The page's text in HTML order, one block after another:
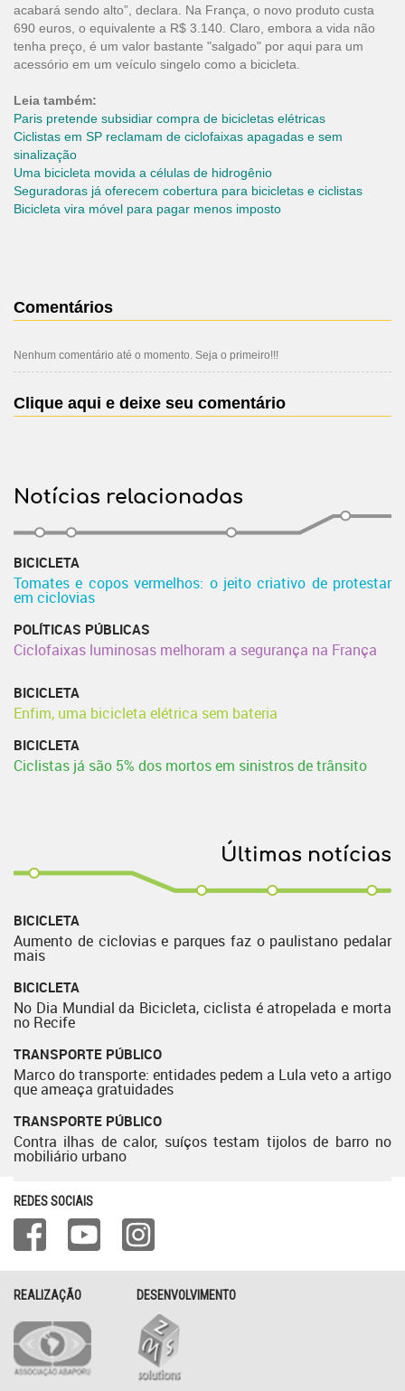
acabará sendo alto”, declara. Na França, o novo produto custa
690 euros, o equivalente a R$ 3.140. Claro, embora a vida não
tenha preço, é um valor bastante "salgado" por aqui para um
acessório em um veículo singelo como a bicicleta.
Leia também:
Paris pretende subsidiar compra de bicicletas elétricas
Ciclistas em SP reclamam de ciclofaixas apagadas e sem
sinalização
Uma bicicleta movida a células de hidrogênio
Seguradoras já oferecem cobertura para bicicletas e ciclistas
Bicicleta vira móvel para pagar menos imposto
Comentários
Nenhum comentário até o momento. Seja o primeiro!!!
Clique aqui e deixe seu comentário
Notícias relacionadas
BICICLETA
Tomates e copos vermelhos: o jeito criativo de protestar
em ciclovias
POLÍTICAS PÚBLICAS
Ciclofaixas luminosas melhoram a segurança na França
BICICLETA
Enfim, uma bicicleta elétrica sem bateria
BICICLETA
Ciclistas já são 5% dos mortos em sinistros de trânsito
Últimas notícias
BICICLETA
Aumento de ciclovias e parques faz o paulistano pedalar
mais
BICICLETA
No Dia Mundial da Bicicleta, ciclista é atropelada e morta
no Recife
TRANSPORTE PÚBLICO
Marco do transporte: entidades pedem a Lula veto a artigo
que ameaça gratuidades
TRANSPORTE PÚBLICO
Contra ilhas de calor, suíços testam tijolos de barro no
mobiliário urbano
REDES SOCIAIS
REALIZAÇÃO DESENVOLVIMENTO